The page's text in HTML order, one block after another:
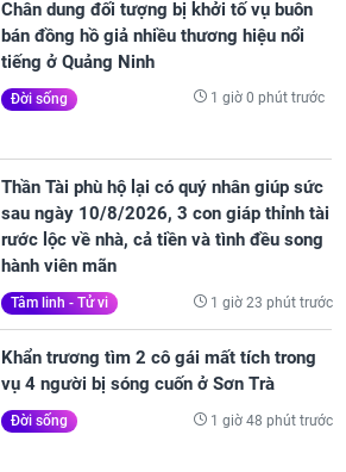
Chân dung đối tượng bị khởi tố vụ buôn
bán đồng hồ giả nhiều thương hiệu nổi
tiếng ở Quảng Ninh
Đời sống 1 giờ 0 phút trước
Thần Tài phù hộ lại có quý nhân giúp sức
sau ngày 10/8/2026, 3 con giáp thỉnh tài
rước lộc về nhà, cả tiền và tình đều song
hành viên mãn
Tâm linh - Tử vi 1 giờ 23 phút trước
Khẩn trương tìm 2 cô gái mất tích trong
vụ 4 người bị sóng cuốn ở Sơn Trà
Đời sống 1 giờ 48 phút trước